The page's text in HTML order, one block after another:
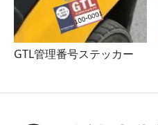
GTL管理番号ステッカー